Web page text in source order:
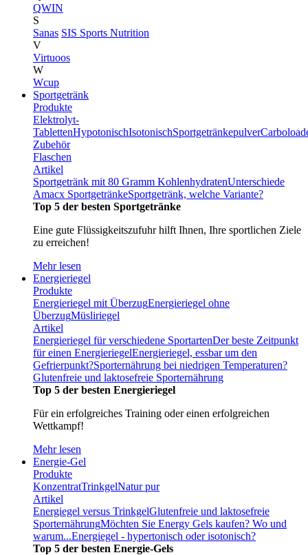
QWIN
S
Sanas SIS Sports Nutrition
V
Virtuoos
W
Wcup
Sportgetränk
Produkte
Elektrolyt-
TablettenHypotonischIsotonischSportgetränkepulver
Zubehör
Flaschen
Artikel
Sportgetränk mit 80 Gramm KohlenhydratenUnterschiede
Amacx SportgetränkeSportgetränk, welche Variante?
Top 5 der besten Sportgetränke
Eine gute Flüssigkeitszufuhr hilft Ihnen, Ihre sportlichen Ziele
zu erreichen!
Mehr lesen
Energieriegel
Produkte
Energieriegel mit ÜberzugEnergieriegel ohne
ÜberzugMüsliriegel
Artikel
Energieriegel für verschiedene SportartenDer beste Zeitpunkt
für einen EnergieriegelEnergieriegel, essbar um den
Gefrierpunkt?Sporternährung bei niedrigen Temperaturen?
Glutenfreie und laktosefreie Sporternährung
Top 5 der besten Energieriegel
Für ein erfolgreiches Training oder einen erfolgreichen
Wettkampf!
Mehr lesen
Energie-Gel
Produkte
KonzentratTrinkgelNatur pur
Artikel
Energiegel versus TrinkgelGlutenfreie und laktosefreie
SporternährungMöchten Sie Energy Gels kaufen? Wo und
warum...Energiegel - hypertonisch oder isotonisch?
Top 5 der besten Energie-Gels